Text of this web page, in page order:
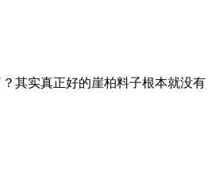
其实真正好的崖柏料子根本就没有